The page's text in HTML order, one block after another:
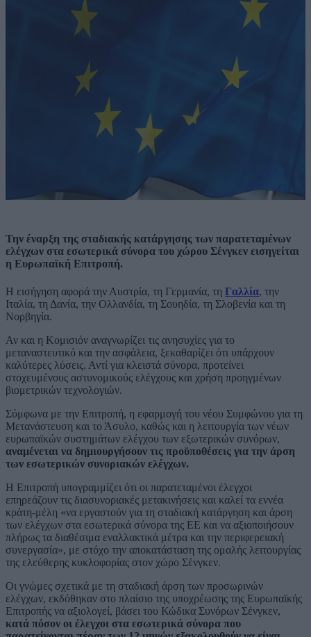
Την έναρξη της σταδιακής κατάργησης των παρατεταμένων
ελέγχων στα εσωτερικά σύνορα του χώρου Σένγκεν εισηγείται
η Ευρωπαϊκή Επιτροπή.
Η εισήγηση αφορά την Αυστρία, τη Γερμανία, τη Γαλλία, την
Ιταλία, τη Δανία, την Ολλανδία, τη Σουηδία, τη Σλοβενία και τη
Νορβηγία.
Αν και η Κομισιόν αναγνωρίζει τις ανησυχίες για το
μεταναστευτικό και την ασφάλεια, ξεκαθαρίζει ότι υπάρχουν
καλύτερες λύσεις. Αντί για κλειστά σύνορα, προτείνει
στοχευμένους αστυνομικούς ελέγχους και χρήση προηγμένων
βιομετρικών τεχνολογιών.
Σύμφωνα με την Επιτροπή, η εφαρμογή του νέου Συμφώνου για τη
Μετανάστευση και το Άσυλο, καθώς και η λειτουργία των νέων
ευρωπαϊκών συστημάτων ελέγχου των εξωτερικών συνόρων,
αναμένεται να δημιουργήσουν τις προϋποθέσεις για την άρση
των εσωτερικών συνοριακών ελέγχων.
Η Επιτροπή υπογραμμίζει ότι οι παρατεταμένοι έλεγχοι
επηρεάζουν τις διασυνοριακές μετακινήσεις και καλεί τα εννέα
κράτη-μέλη «να εργαστούν για τη σταδιακή κατάργηση και άρση
των ελέγχων στα εσωτερικά σύνορα της ΕΕ και να αξιοποιήσουν
πλήρως τα διαθέσιμα εναλλακτικά μέτρα και την περιφερειακή
συνεργασία», με στόχο την αποκατάσταση της ομαλής λειτουργίας
της ελεύθερης κυκλοφορίας στον χώρο Σένγκεν.
Οι γνώμες σχετικά με τη σταδιακή άρση των προσωρινών
ελέγχων, εκδόθηκαν στο πλαίσιο της υποχρέωσης της Ευρωπαϊκής
Επιτροπής να αξιολογεί, βάσει του Κώδικα Συνόρων Σένγκεν,
κατά πόσον οι έλεγχοι στα εσωτερικά σύνορα που